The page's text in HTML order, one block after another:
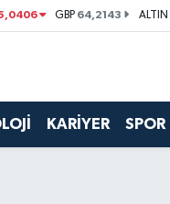
GBP 64,2143 ALTIN
KARİYER SPOR